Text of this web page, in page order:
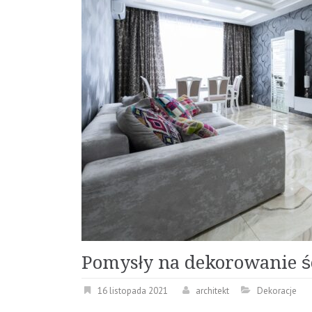
Pomysły na dekorowanie
16 listopada 2021 architekt Dekoracje